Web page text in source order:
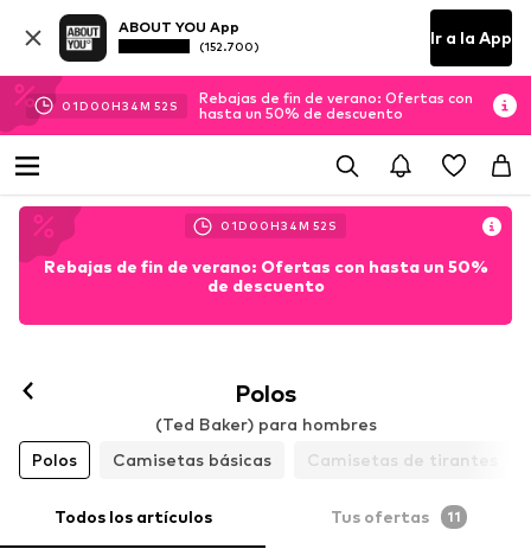
ABOUT YOU App
(152.700) Ir a la App
01D 00H34M 51 S
Rebajas de fin de verano: Ofertas con
hasta un 50% de descuento
01D 00H34M 51 S
Rebajas de fin de verano: Ofertas con hasta un 50%
de descuento
Polos
(Ted Baker) para hombres
Polos
Camisetas básicas Camisetas de tirantes
Todos los artículos Tus ofertas 11